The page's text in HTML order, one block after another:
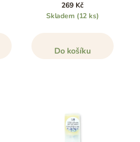
269 Kč
Skladem (12 ks)
Do košíku